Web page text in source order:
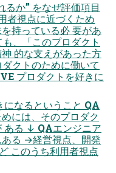
るか” をなぜ評価項目
者視点に近づくため
持っている必 要があ
、「このプロダクト
的な支えがあった方
クトのために働いて
プロダクトを好きに
なるということ QA
には、そのプロダク
ある ↓ QAエンジニア
る →経営視点、開発
このうち利用者視点